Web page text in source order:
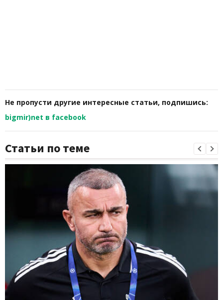
Не пропусти другие интересные статьи, подпишись:
bigmir)net в facebook
Статьи по теме